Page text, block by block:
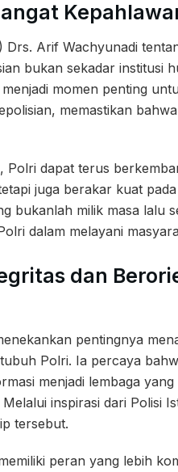
Arif Wachyunadi
bukan sekadar institusi
momen penting
memastikan
dapat terus
juga berakar kuat
bukanlah milik masa lalu
dalam melayani
dan
pentingnya
Polri. Ia percaya
menjadi lembaga
inspirasi dari Polisi
tersebut.
peran yang lebih